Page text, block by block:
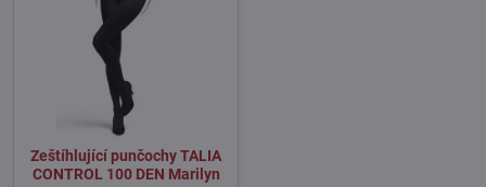
Zeštíhlující punčochy TALIA
CONTROL 100 DEN Marilyn